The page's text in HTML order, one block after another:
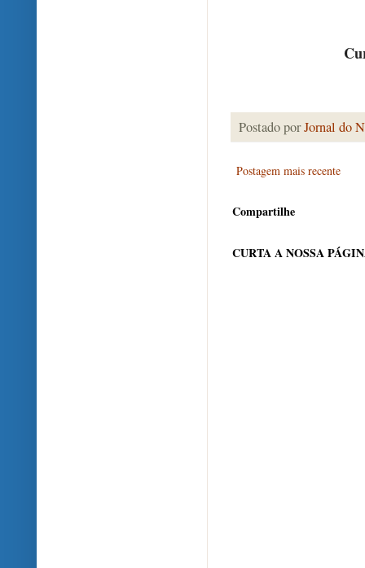
Postado porJornal do
Postagem mais recente
Compartilhe
CURTA A NOSSA